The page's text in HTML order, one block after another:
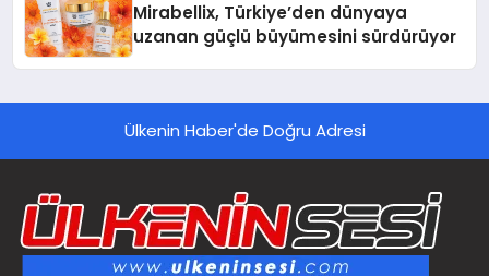
Mirabellix, Türkiye’den dünyaya
uzanan güçlü büyümesini sürdürüyor
Ülkenin Haber'de Doğru Adresi